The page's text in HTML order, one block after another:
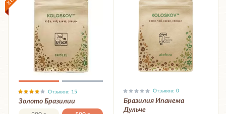
Отзывов: 15
Золото Бразилии
Отзывов: 0
Бразилия Ипанема
Дульче